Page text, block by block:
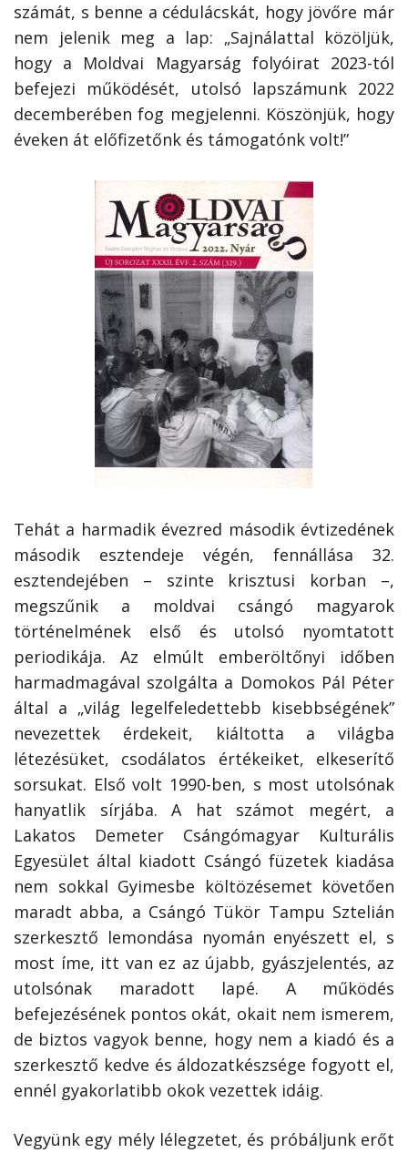
számát, s benne a cédulácskát, hogy jövőre már
nem jelenik meg a lap: „Sajnálattal közöljük,
hogy a Moldvai Magyarság folyóirat 2023-tól
befejezi működését, utolsó lapszámunk 2022
decemberében fog megjelenni. Köszönjük, hogy
éveken át előfizetőnk és támogatónk volt!”
Tehát a harmadik évezred második évtizedének
második esztendeje végén, fennállása 32.
esztendejében – szinte krisztusi korban –,
megszűnik a moldvai csángó magyarok
történelmének első és utolsó nyomtatott
periodikája. Az elmúlt emberöltőnyi időben
harmadmagával szolgálta a Domokos Pál Péter
által a „világ legelfeledettebb kisebbségének”
nevezettek érdekeit, kiáltotta a világba
létezésüket, csodálatos értékeiket, elkeserítő
sorsukat. Első volt 1990-ben, s most utolsónak
hanyatlik sírjába. A hat számot megért, a
Lakatos Demeter Csángómagyar Kulturális
Egyesület által kiadott Csángó füzetek kiadása
nem sokkal Gyimesbe költözésemet követően
maradt abba, a Csángó Tükör Tampu Sztelián
szerkesztő lemondása nyomán enyészett el, s
most íme, itt van ez az újabb, gyászjelentés, az
utolsónak maradott lapé. A működés
befejezésének pontos okát, okait nem ismerem,
de biztos vagyok benne, hogy nem a kiadó és a
szerkesztő kedve és áldozatkészsége fogyott el,
ennél gyakorlatibb okok vezettek idáig.
Vegyünk egy mély lélegzetet, és próbáljunk erőt